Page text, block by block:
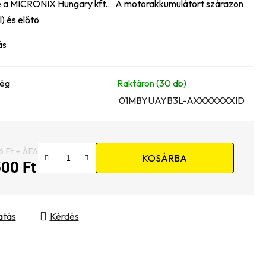
a MICRONIX Hungary kft.. A motorakkumulátort szárazon
és előtö
Raktáron(30 db)
01MBYUAYB3L-AXXXXXXXID
Ft + ÁFA
Ft
KOSÁRBA
Kérdés